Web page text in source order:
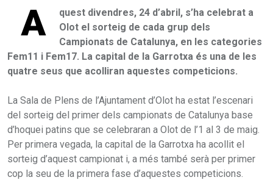
A
quest divendres, 24 d’abril, s’ha celebrat a
Olot el sorteig de cada grup dels
Campionats de Catalunya, en les categories
Fem11 i Fem17. La capital de la Garrotxa és una de les
quatre seus que acolliran aquestes competicions.
La Sala de Plens de l’Ajuntament d’Olot ha estat l’escenari
del sorteig del primer dels campionats de Catalunya base
d’hoquei patins que se celebraran a Olot de l’1 al 3 de maig.
Per primera vegada, la capital de la Garrotxa ha acollit el
sorteig d’aquest campionat i, a més també serà per primer
cop la seu de la primera fase d’aquestes competicions.